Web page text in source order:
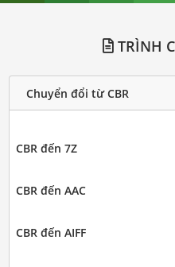
TRÌNH
Chuyển đổi từ CBR
CBR đến 7Z
CBR đến AAC
CBR đến AIFF